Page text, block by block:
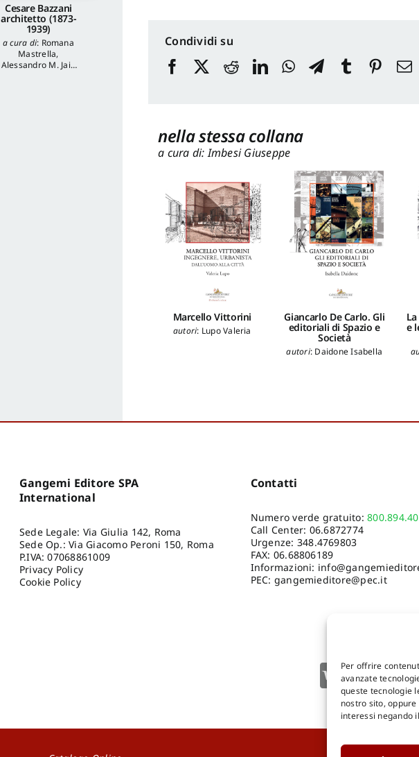
Per offrire
avanzate
queste tecnologie
nostro sito,
interessi negando
Cesare Bazzani
architetto (1873-
1939)
a cura di: Romana
Mastrella,
Alessandro M. Jaia
Condividi su
nella stessa collana
a cura di: Imbesi Giuseppe
Marcello Vittorini
autori: Lupo Valeria
Giancarlo De Carlo. Gli
editoriali di Spazio e
Società
autori: Daidone Isabella
e
Gangemi Editore SPA
International
Sede Legale: Via Giulia 142, Roma
Sede Op.: Via Giacomo Peroni 150, Roma
P.IVA: 07068861009
Privacy Policy
Cookie Policy
Contatti
Numero verde gratuito:
Call Center: 06.6872774
Urgenze: 348.4769803
FAX: 06.68806189
Informazioni:
PEC: gangemieditore@pec.it